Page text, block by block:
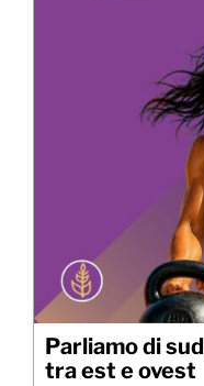
Parliamo di
tra est e ovest